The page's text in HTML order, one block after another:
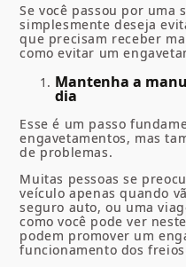
Se você passou por uma
simplesmente deseja
que precisam receber
como evitar um
Mantenha a
dia
Esse é um passo
engavetamentos, mas
de problemas.
Muitas pessoas se
veículo apenas quando
seguro auto, ou uma
como você pode ver
podem promover um
funcionamento dos